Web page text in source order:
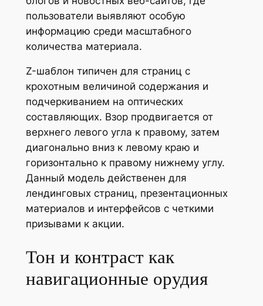
пользователи выявляют особую
информацию среди масштабного
количества материала.
Z-шаблон типичен для страниц с
крохотным величиной содержания и
подчеркиванием на оптических
составляющих. Взор продвигается от
верхнего левого угла к правому, затем
диагонально вниз к левому краю и
горизонтально к правому нижнему углу.
Данный модель действенен для
лендинговых страниц, презентационных
материалов и интерфейсов с четкими
призывами к акции.
Тон и контраст как
навигационные орудия